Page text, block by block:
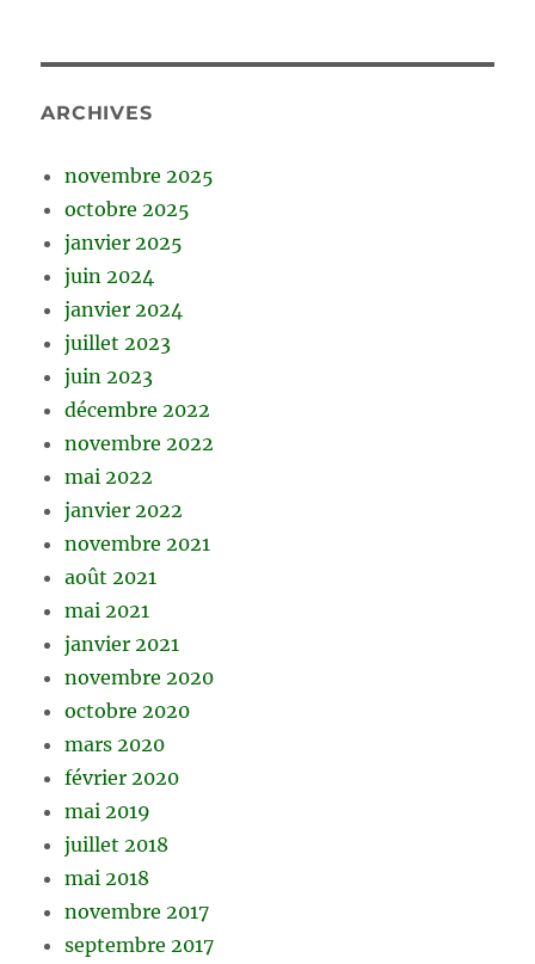
ARCHIVES
novembre 2025
octobre 2025
janvier 2025
juin 2024
janvier 2024
juillet 2023
juin 2023
décembre 2022
novembre 2022
mai 2022
janvier 2022
novembre 2021
août 2021
mai 2021
janvier 2021
novembre 2020
octobre 2020
mars 2020
février 2020
mai 2019
juillet 2018
mai 2018
novembre 2017
septembre 2017